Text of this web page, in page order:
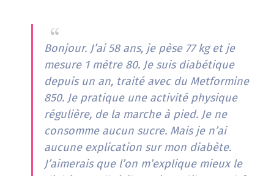
Bonjour. J’ai 58 ans, je pèse 77 kg et je
mesure 1 mètre 80. Je suis diabétique
depuis un an, traité avec du Metformine
850. Je pratique une activité physique
régulière, de la marche à pied. Je ne
consomme aucun sucre. Mais je n’ai
aucune explication sur mon diabète.
J’aimerais que l’on m’explique mieux le